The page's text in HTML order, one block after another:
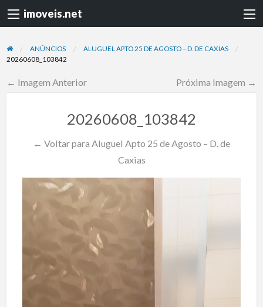
imoveis.net
ANÚNCIOS
ALUGUEL APTO 25 DE AGOSTO – D. DE CAXIAS
20260608_103842
← Imagem Anterior Próxima Imagem →
20260608_103842
← Voltar para Aluguel Apto 25 de Agosto – D. de
Caxias